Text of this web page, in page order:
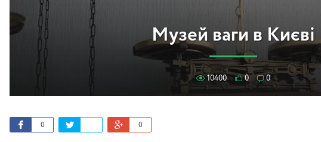
Музей ваги в Києві
10400 0 0
0 0